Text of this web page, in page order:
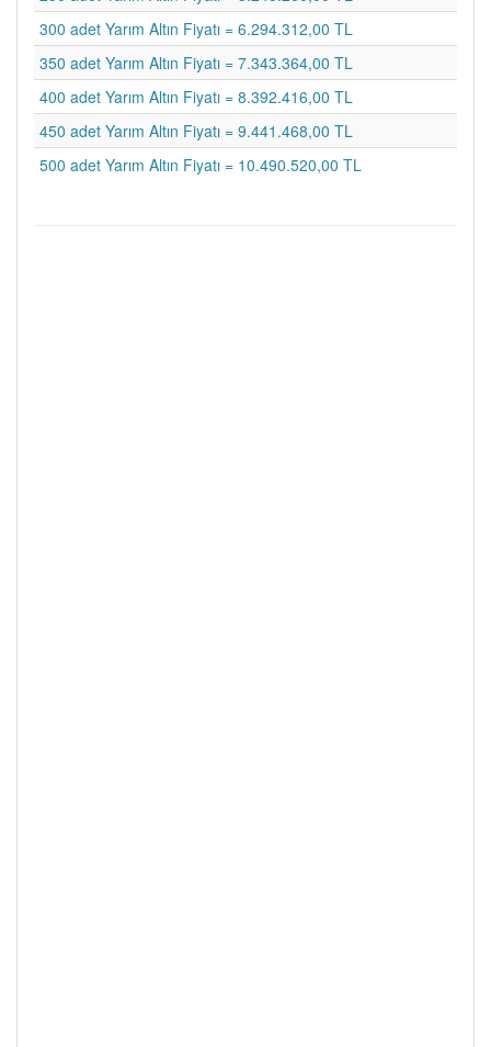
300 adet Yarım Altın Fiyatı = 6.294.312,00 TL
350 adet Yarım Altın Fiyatı = 7.343.364,00 TL
400 adet Yarım Altın Fiyatı = 8.392.416,00 TL
450 adet Yarım Altın Fiyatı = 9.441.468,00 TL
500 adet Yarım Altın Fiyatı = 10.490.520,00 TL